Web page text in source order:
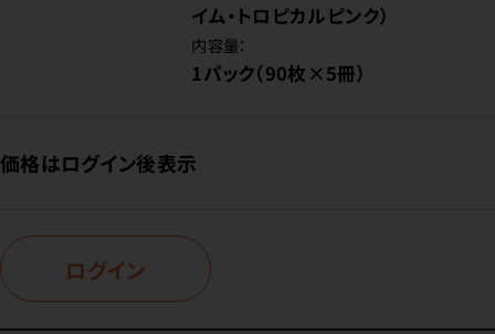
イム・トロピカルピンク）
内容量：
1パック（90枚×5冊）
価格はログイン後表示
ログイン